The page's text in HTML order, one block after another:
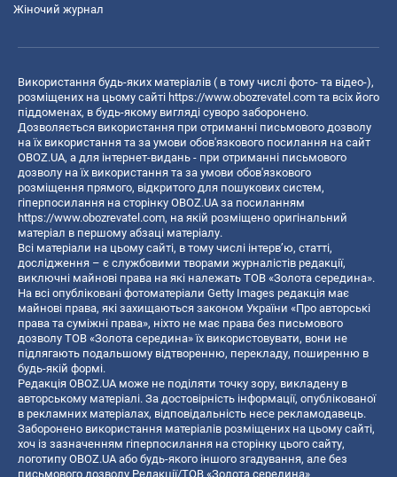
Жіночий журнал
Використання будь-яких матеріалів ( в тому числі фото- та відео-),
розміщених на цьому сайті https://www.obozrevatel.com та всіх його
піддоменах, в будь-якому вигляді суворо заборонено.
Дозволяється використання при отриманні письмового дозволу
на їх використання та за умови обов'язкового посилання на сайт
OBOZ.UA, а для інтернет-видань - при отриманні письмового
дозволу на їх використання та за умови обов'язкового
розміщення прямого, відкритого для пошукових систем,
гіперпосилання на сторінку OBOZ.UA за посиланням
https://www.obozrevatel.com, на якій розміщено оригінальний
матеріал в першому абзаці матеріалу.
Всі матеріали на цьому сайті, в тому числі інтерв’ю, статті,
дослідження – є службовими творами журналістів редакції,
виключні майнові права на які належать ТОВ «Золота середина».
На всі опубліковані фотоматеріали Getty Images редакція має
майнові права, які захищаються законом України «Про авторські
права та суміжні права», ніхто не має права без письмового
дозволу ТОВ «Золота середина» їх використовувати, вони не
підлягають подальшому відтворенню, перекладу, поширенню в
будь-якій формі.
Редакція OBOZ.UA може не поділяти точку зору, викладену в
авторському матеріалі. За достовірність інформації, опублікованої
в рекламних матеріалах, відповідальність несе рекламодавець.
Заборонено використання матеріалів розміщених на цьому сайті,
хоч із зазначенням гіперпосилання на сторінку цього сайту,
логотипу OBOZ.UA або будь-якого іншого згадування, але без
письмового дозволу Редакції/ТОВ «Золота середина»